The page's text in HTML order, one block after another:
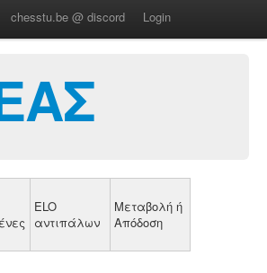
chesstu.be @ discord Login
ELO
αντιπάλων
Μεταβολή ή
Απόδοση